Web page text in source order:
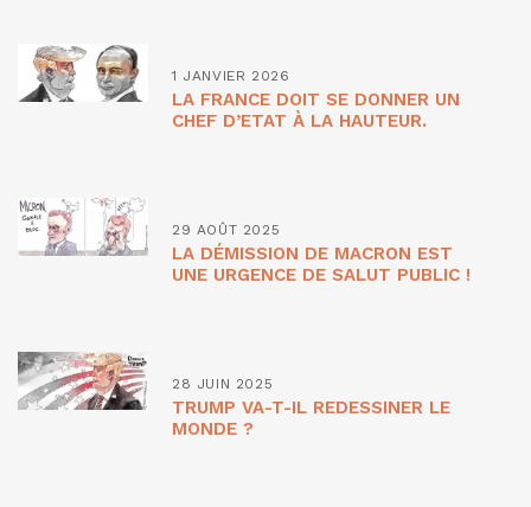
1 JANVIER 2026
LA FRANCE DOIT SE DONNER UN
CHEF D’ETAT À LA HAUTEUR.
29 AOÛT 2025
LA DÉMISSION DE MACRON EST
UNE URGENCE DE SALUT PUBLIC !
28 JUIN 2025
TRUMP VA-T-IL REDESSINER LE
MONDE ?